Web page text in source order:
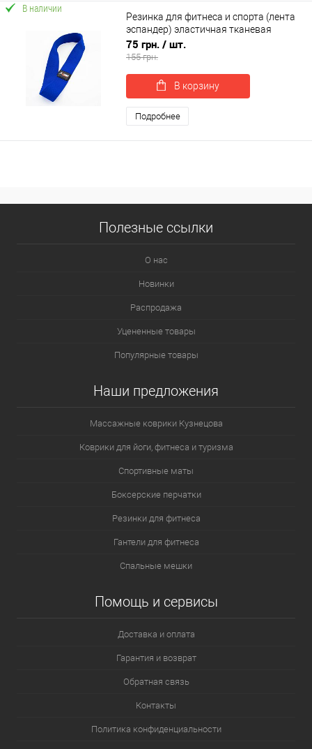
В наличии
Резинка для фитнеса и спорта (лента
эспандер) эластичная тканевая
OSPORT Pro M (OF-0191)
75 грн. / шт.
155 грн.
В корзину
Подробнее
Полезные ссылки
О нас
Новинки
Распродажа
Уцененные товары
Популярные товары
Наши предложения
Массажные коврики Кузнецова
Коврики для йоги, фитнеса и туризма
Спортивные маты
Боксерские перчатки
Резинки для фитнеса
Гантели для фитнеса
Спальные мешки
Помощь и сервисы
Доставка и оплата
Гарантия и возврат
Обратная связь
Контакты
Политика конфиденциальности